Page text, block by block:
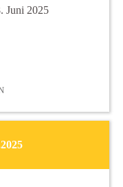
Juni 2025
LISA